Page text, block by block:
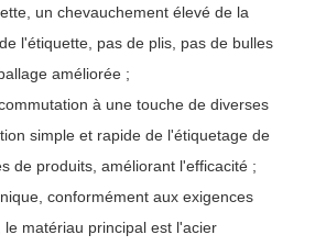
un chevauchement élevé de la
l'étiquette, pas de plis, pas de bulles
améliorée ;
à une touche de diverses
simple et rapide de l'étiquetage de
de produits, améliorant l'efficacité ;
conformément aux exigences
le matériau principal est l'acier